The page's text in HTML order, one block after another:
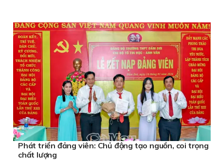
Phát triển đảng viên: Chủ động tạo nguồn, coi trọng
chất lượng